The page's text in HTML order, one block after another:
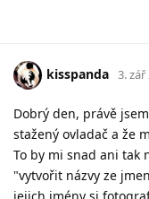
kisspanda 3. zář
Dobrý den, právě
stažený ovladač a že
To by mi snad ani tak
"vytvořit názvy ze